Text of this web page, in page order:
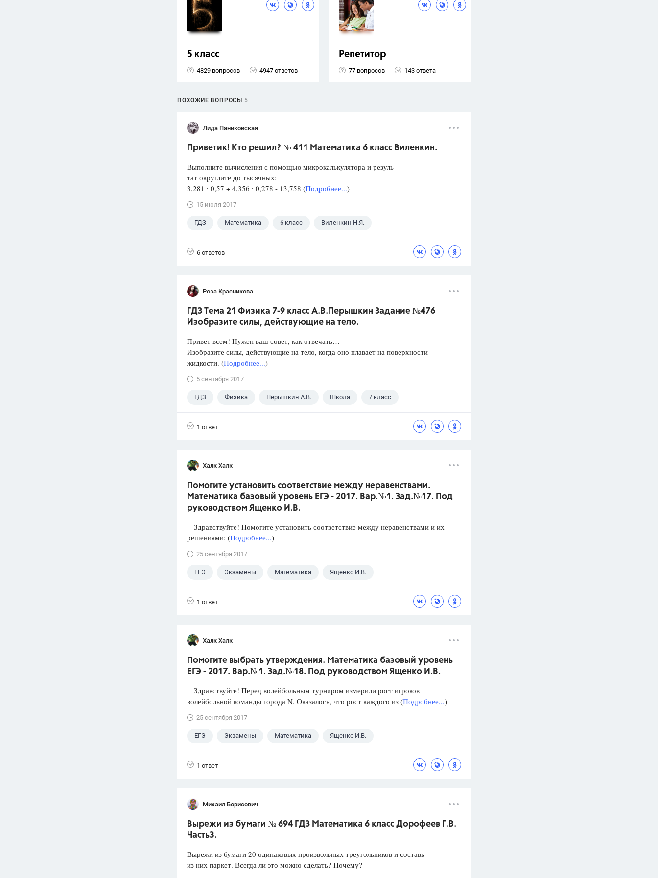
5 класс
4829 вопросов 4947 ответов
Репетитор
77 вопросов 143 ответа
ПОХОЖИЕ ВОПРОСЫ 5
Лида Паниковская
Приветик! Кто решил? № 411 Математика 6 класс Виленкин.
Выполните вычисления с помощью микрокалькулятора и резуль-
тат округлите до тысячных:
3,281 ∙ 0,57 + 4,356 ∙ 0,278 - 13,758 (Подробнее...)
15 июля 2017
ГДЗ Математика 6 класс Виленкин Н.Я.
6 ответов
Роза Красникова
ГДЗ Тема 21 Физика 7-9 класс А.В.Перышкин Задание №476
Изобразите силы, действующие на тело.
Привет всем! Нужен ваш совет, как отвечать…
Изобразите силы, действующие на тело, когда оно плавает на поверхности
жидкости. (Подробнее...)
5 сентября 2017
ГДЗ Физика Перышкин А.В. Школа 7 класс
1 ответ
Халк Халк
Помогите установить соответствие между неравенствами.
Математика базовый уровень ЕГЭ - 2017. Вар.№1. Зад.№17. Под
руководством Ященко И.В.
Здравствуйте! Помогите установить соответствие между неравенствами и их
решениями: (Подробнее...)
25 сентября 2017
ЕГЭ Экзамены Математика Ященко И.В.
1 ответ
Халк Халк
Помогите выбрать утверждения. Математика базовый уровень
ЕГЭ - 2017. Вар.№1. Зад.№18. Под руководством Ященко И.В.
Здравствуйте! Перед волейбольным турниром измерили рост игроков
волейбольной команды города N. Оказалось, что рост каждого из (Подробнее...)
25 сентября 2017
ЕГЭ Экзамены Математика Ященко И.В.
1 ответ
Михаил Борисович
Вырежи из бумаги № 694 ГДЗ Математика 6 класс Дорофеев Г.В.
Часть3.
Вырежи из бумаги 20 одинаковых произвольных треугольников и составь
из них паркет. Всегда ли это можно сделать? Почему?